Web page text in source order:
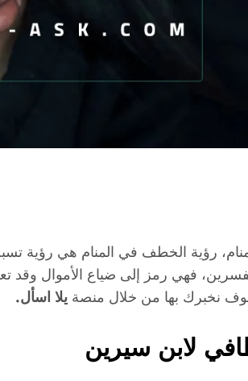
رؤية الخطف في المنام هي رؤية
فهي رمز إلى ضياع الأموال
نخبرك بها من خلال منصةيلا اسأل.
لابن سيرين